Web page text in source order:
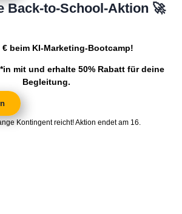
Back-to-School-Aktion 🚀
€ beim KI-Marketing-Bootcamp!
mit und erhalte 50% Rabatt für deine
Begleitung.
Kontingent reicht! Aktion endet am 16.